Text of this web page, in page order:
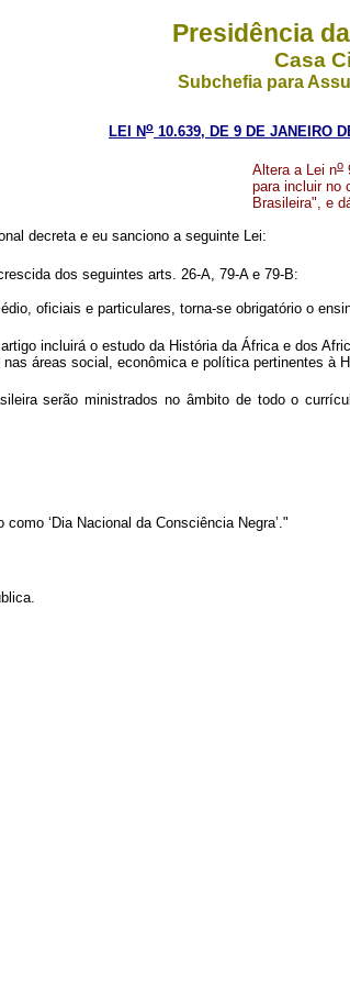
Presidência
Casa
Subchefia para
LEI No 10.639, DE 9 DE JANEIRO
Altera a Lei no
para incluir no
Brasileira", e
decreta e eu sanciono a seguinte Lei:
dos seguintes arts. 26-A, 79-A e 79-B:
oficiais e particulares, torna-se obrigatório o
incluirá o estudo da História da África e dos
áreas social, econômica e política pertinentes à
serão ministrados no âmbito de todo o
‘Dia Nacional da Consciência Negra’."